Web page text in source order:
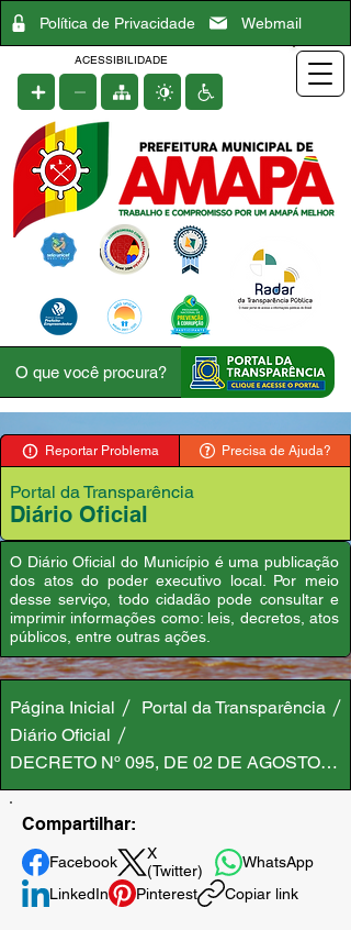
Política de Privacidade Webmail
ACESSIBILIDADE
Reportar Problema Precisa de Ajuda?
Portal da Transparência
Diário Oficial
O Diário Oficial do Município é uma publicação
dos atos do poder executivo local. Por meio
desse serviço, todo cidadão pode consultar e
imprimir informações como: leis, decretos, atos
públicos, entre outras ações.
Página Inicial
Portal da Transparência
Diário Oficial
DECRETO Nº 095, DE 02 DE AGOSTO DE
Compartilhar:
Facebook
X
(Twitter)
WhatsApp
LinkedIn
Pinterest Copiar link